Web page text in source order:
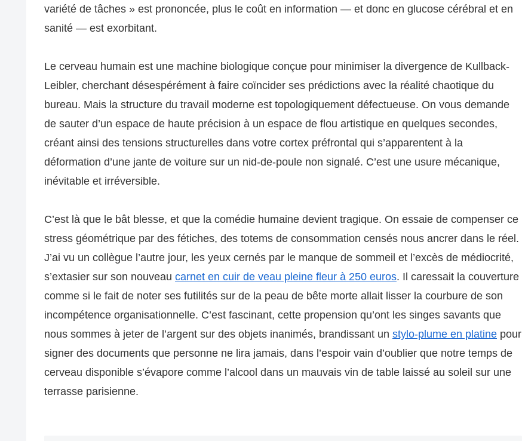
variété de tâches » est prononcée, plus le coût en information — et donc en glucose cérébral et en
sanité — est exorbitant.
Le cerveau humain est une machine biologique conçue pour minimiser la divergence de Kullback-
Leibler, cherchant désespérément à faire coïncider ses prédictions avec la réalité chaotique du
bureau. Mais la structure du travail moderne est topologiquement défectueuse. On vous demande
de sauter d’un espace de haute précision à un espace de flou artistique en quelques secondes,
créant ainsi des tensions structurelles dans votre cortex préfrontal qui s’apparentent à la
déformation d’une jante de voiture sur un nid-de-poule non signalé. C’est une usure mécanique,
inévitable et irréversible.
C’est là que le bât blesse, et que la comédie humaine devient tragique. On essaie de compenser ce
stress géométrique par des fétiches, des totems de consommation censés nous ancrer dans le réel.
J’ai vu un collègue l’autre jour, les yeux cernés par le manque de sommeil et l’excès de médiocrité,
s’extasier sur son nouveau carnet en cuir de veau pleine fleur à 250 euros. Il caressait la couverture
comme si le fait de noter ses futilités sur de la peau de bête morte allait lisser la courbure de son
incompétence organisationnelle. C’est fascinant, cette propension qu’ont les singes savants que
nous sommes à jeter de l’argent sur des objets inanimés, brandissant un stylo-plume en platine pour
signer des documents que personne ne lira jamais, dans l’espoir vain d’oublier que notre temps de
cerveau disponible s’évapore comme l’alcool dans un mauvais vin de table laissé au soleil sur une
terrasse parisienne.